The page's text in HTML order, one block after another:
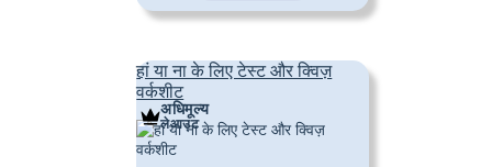
हां या ना के लिए टेस्ट और क्विज़
वर्कशीट
अधिमूल्य
लेआउट